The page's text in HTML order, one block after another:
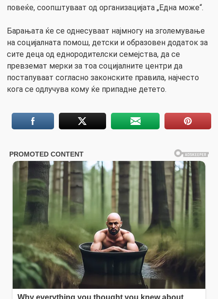
повеќе, соопштуваат од организацијата „Една може“.
Барањата ќе се однесуваат најмногу на зголемување
на социјалната помош, детски и образовен додаток за
сите деца од еднородителски семејства, да се
превземат мерки за тоа социјалните центри да
постапуваат согласно законските правила, најчесто
кога се одлучува кому ќе припадне детето.